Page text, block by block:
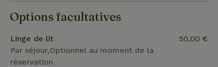
Options facultatives
Linge de lit
Par séjour,Optionnel au moment de la
réservation
50,00 €